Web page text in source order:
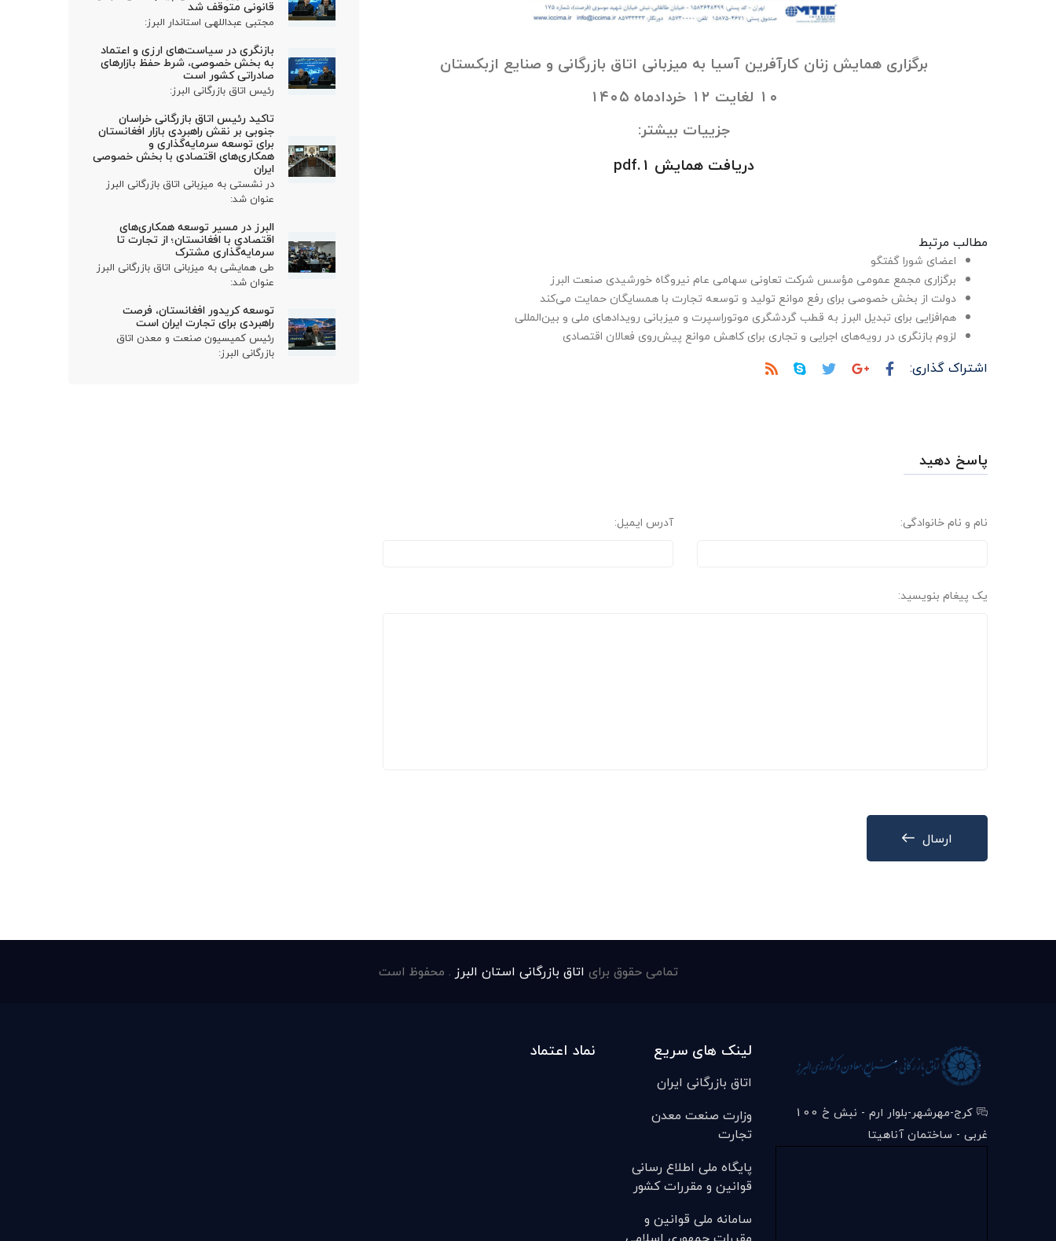
برگزاری همایش زنان کارآفرین آسیا به میزبانی اتاق بازرگانی و صنایع ازبکستان
۱۰ لغایت ۱۲ خردادماه ۱۴۰۵
جزییات بیشتر:
دریافت همایش 1.pdf
مطالب مرتبط
اعضای شورا گفتگو
برگزاری مجمع عمومی مؤسس شرکت تعاونی سهامی عام نیروگاه خورشیدی صنعت البرز
دولت از بخش خصوصی برای رفع موانع تولید و توسعه تجارت با همسایگان حمایت می‌کند
هم‌افزایی برای تبدیل البرز به قطب گردشگری موتوراسپرت و میزبانی رویدادهای ملی و بین‌المللی
لزوم بازنگری در رویه‌های اجرایی و تجاری برای کاهش موانع پیش‌روی فعالان اقتصادی
اشتراک گذاری:
پاسخ دهید
نام و نام خانوادگی: آدرس ایمیل:
یک پیغام بنویسید:
ارسال
قانونی متوقف شد
مجتبی عبداللهی استاندار البرز:
بازنگری در سیاست‌های ارزی و اعتماد
به بخش خصوصی، شرط حفظ بازارهای
صادراتی کشور است
رئیس اتاق بازرگانی البرز:
تاکید رئیس اتاق بازرگانی خراسان
جنوبی بر نقش راهبردی بازار افغانستان
برای توسعه سرمایه‌گذاری و
همکاری‌های اقتصادی با بخش خصوصی
ایران
در نشستی به میزبانی اتاق بازرگانی البرز
عنوان شد:
البرز در مسیر توسعه همکاری‌های
اقتصادی با افغانستان؛ از تجارت تا
سرمایه‌گذاری مشترک
طی همایشی به میزبانی اتاق بازرگانی البرز
عنوان شد:
توسعه کریدور افغانستان، فرصت
راهبردی برای تجارت ایران است
رئیس کمیسیون صنعت و معدن اتاق
بازرگانی البرز:
تمامی حقوق برای اتاق بازرگانی استان البرز . محفوظ است
کرج-مهرشهر-بلوار ارم - نبش خ 100
غربی - ساختمان آناهیتا
لینک های سریع
اتاق بازرگانی ایران
وزارت صنعت معدن
تجارت
پایگاه ملی اطلاع رسانی
قوانین و مقررات کشور
سامانه ملی قوانين و
نماد اعتماد